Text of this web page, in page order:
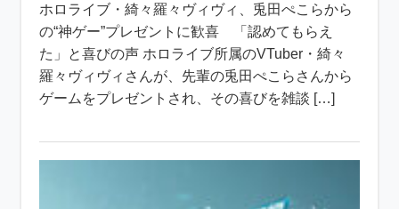
ホロライブ・綺々羅々ヴィヴィ、兎田ぺこらから
の“神ゲー”プレゼントに歓喜 「認めてもらえ
た」と喜びの声 ホロライブ所属のVTuber・綺々
羅々ヴィヴィさんが、先輩の兎田ぺこらさんから
ゲームをプレゼントされ、その喜びを雑談 […]